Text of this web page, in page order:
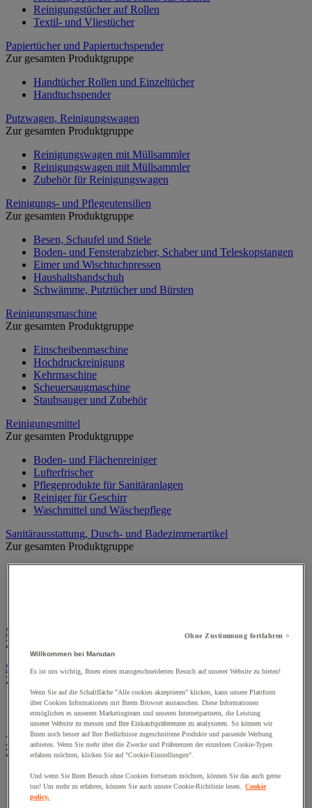
Reinigungstücher auf Rollen
Textil- und Vliestücher
Papiertücher und Papiertuchspender
Zur gesamten Produktgruppe
Handtücher Rollen und Einzeltücher
Handtuchspender
Putzwagen, Reinigungswagen
Zur gesamten Produktgruppe
Reinigungswagen mit Müllsammler
Reinigungswagen mit Müllsammler
Zubehör für Reinigungswagen
Reinigungs- und Pflegeutensilien
Zur gesamten Produktgruppe
Besen, Schaufel und Stiele
Boden- und Fensterabzieher, Schaber und Teleskopstangen
Eimer und Wischtuchpressen
Haushaltshandschuh
Schwämme, Putztücher und Bürsten
Reinigungsmaschine
Zur gesamten Produktgruppe
Einscheibenmaschine
Hochdruckreinigung
Kehrmaschine
Scheuersaugmaschine
Staubsauger und Zubehör
Reinigungsmittel
Zur gesamten Produktgruppe
Boden- und Flächenreiniger
Lufterfrischer
Pflegeprodukte für Sanitäranlagen
Reiniger für Geschirr
Waschmittel und Wäschepflege
Sanitärausstattung, Dusch- und Badezimmerartikel
Zur gesamten Produktgruppe
Schuhputzmaschine
Zur gesamten Produktgruppe
Seife und persönliche Hygiene
Zur gesamten Produktgruppe
Handhygiene
Körperpflege
Toilettenpapier und Papiertücher
Zur gesamten Produktgruppe
Box mit Kosmetiktüchern
Großformatige Rollen
Kleine Rolle und Paket mit C-Falzung
Ohne Zustimmung fortfahren >
Willkommen bei Manutan
Es ist uns wichtig, Ihnen einen massgeschneiderten Besuch auf unserer Website zu bieten!
Wenn Sie auf die Schaltfläche "Alle cookies akzeptieren" klicken, kann unsere Plattform
über Cookies Informationen mit Ihrem Browser austauschen. Diese Informationen
ermöglichen es unserem Marketingteam und unseren Internetpartnern, die Leistung
unserer Website zu messen und Ihre Einkaufspräferenzen zu analysieren. So können wir
Ihnen noch besser auf Ihre Bedürfnisse zugeschnittene Produkte und passende Werbung
anbieten. Wenn Sie mehr über die Zwecke und Präferenzen der einzelnen Cookie-Typen
erfahren möchten, klicken Sie auf "Cookie-Einstellungen".
Und wenn Sie Ihren Besuch ohne Cookies fortsetzen möchten, können Sie das auch gerne
tun! Um mehr zu erfahren, können Sie auch unsere Cookie-Richtlinie lesen. Cookie
policy.